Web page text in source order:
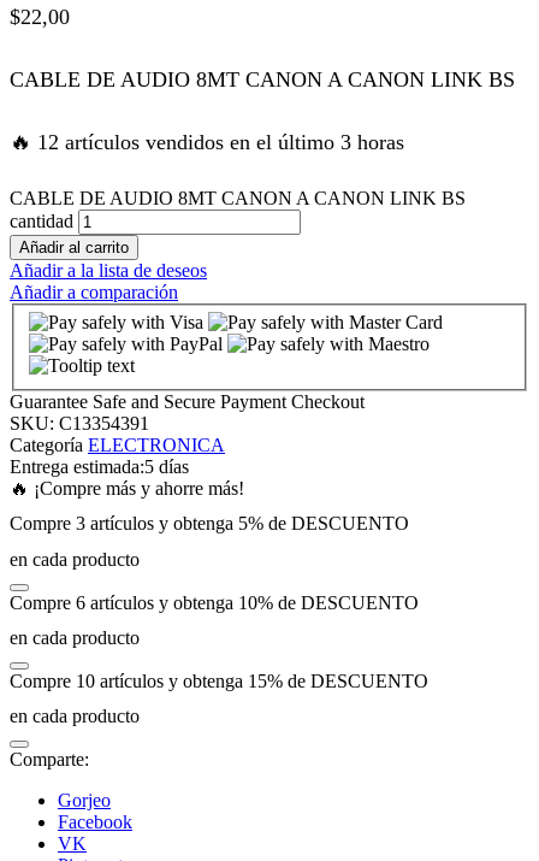
satın al
panel
panel
panel
panel
panel
panel
panel
panel
panel
panel
$22,00
CABLE DE AUDIO 8MT CANON A CANON LINK BS
🔥 12 artículos vendidos en el último 3 horas
CABLE DE AUDIO 8MT CANON A CANON LINK BS
cantidad
Añadir al carrito
Añadir a la lista de deseos
Añadir a comparación
Guarantee Safe and Secure Payment Checkout
SKU: C13354391
Categoría ELECTRONICA
Entrega estimada:5 días
🔥 ¡Compre más y ahorre más!
Compre 3 artículos y obtenga 5% de DESCUENTO
en cada producto
Compre 6 artículos y obtenga 10% de DESCUENTO
en cada producto
Compre 10 artículos y obtenga 15% de DESCUENTO
en cada producto
Comparte:
Gorjeo
Facebook
VK